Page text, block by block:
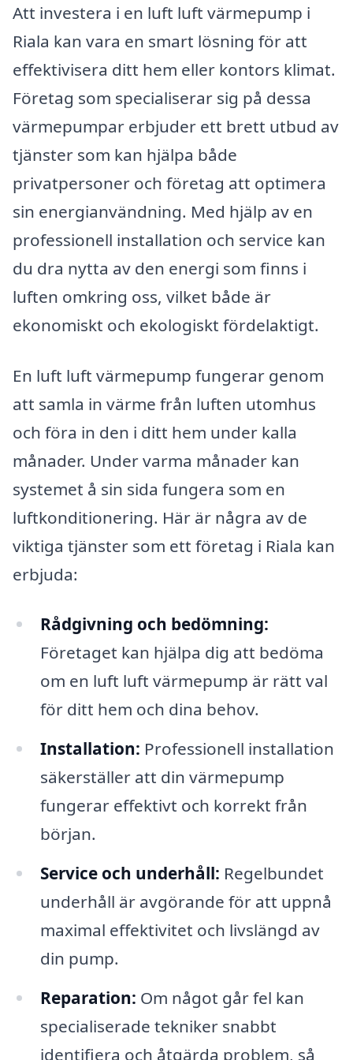
Att investera i en luft luft värmepump i
Riala kan vara en smart lösning för att
effektivisera ditt hem eller kontors klimat.
Företag som specialiserar sig på dessa
värmepumpar erbjuder ett brett utbud av
tjänster som kan hjälpa både
privatpersoner och företag att optimera
sin energianvändning. Med hjälp av en
professionell installation och service kan
du dra nytta av den energi som finns i
luften omkring oss, vilket både är
ekonomiskt och ekologiskt fördelaktigt.
En luft luft värmepump fungerar genom
att samla in värme från luften utomhus
och föra in den i ditt hem under kalla
månader. Under varma månader kan
systemet å sin sida fungera som en
luftkonditionering. Här är några av de
viktiga tjänster som ett företag i Riala kan
erbjuda:
Rådgivning och bedömning:
Företaget kan hjälpa dig att bedöma
om en luft luft värmepump är rätt val
för ditt hem och dina behov.
Installation: Professionell installation
säkerställer att din värmepump
fungerar effektivt och korrekt från
början.
Service och underhåll: Regelbundet
underhåll är avgörande för att uppnå
maximal effektivitet och livslängd av
din pump.
Reparation: Om något går fel kan
specialiserade tekniker snabbt
identifiera och åtgärda problem, så